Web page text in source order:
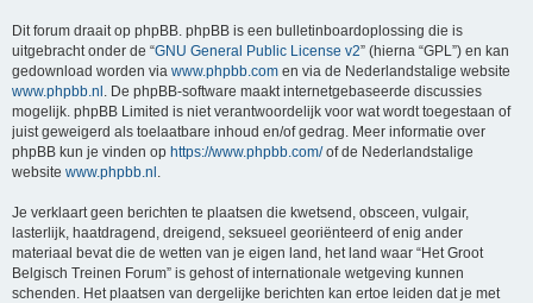
Dit forum draait op phpBB. phpBB is een bulletinboardoplossing die is
uitgebracht onder de “GNU General Public License v2” (hierna “GPL”) en kan
gedownload worden via www.phpbb.com en via de Nederlandstalige website
www.phpbb.nl . De phpBB-software maakt internetgebaseerde discussies
mogelijk. phpBB Limited is niet verantwoordelijk voor wat wordt toegestaan of
juist geweigerd als toelaatbare inhoud en/of gedrag. Meer informatie over
phpBB kun je vinden op https://www.phpbb.com/of de Nederlandstalige
website www.phpbb.nl .
Je verklaart geen berichten te plaatsen die kwetsend, obsceen, vulgair,
lasterlijk, haatdragend, dreigend, seksueel georiënteerd of enig ander
materiaal bevat die de wetten van je eigen land, het land waar “Het Groot
Belgisch Treinen Forum” is gehost of internationale wetgeving kunnen
schenden. Het plaatsen van dergelijke berichten kan ertoe leiden dat je met